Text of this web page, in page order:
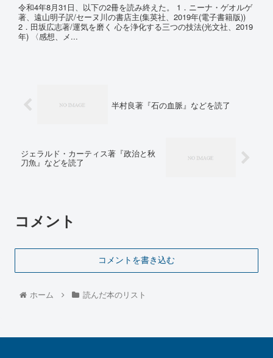
令和4年8月31日、以下の2冊を読み終えた。 1．ニーナ・ゲオルゲ
著、遠山明子訳/セーヌ川の書店主(集英社、2019年(電子書籍版))
2．田坂広志著/運気を磨く 心を浄化する三つの技法(光文社、2019
年) 〈感想、メ...
半村良著『石の血脈』などを読了
ジェラルド・カーティス著『政治と秋
刀魚』などを読了
コメント
コメントを書き込む
ホーム 読んだ本のリスト